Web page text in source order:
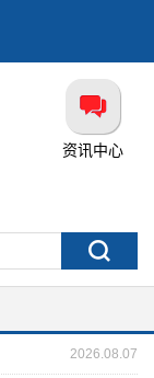
资讯中心
2026.08.07